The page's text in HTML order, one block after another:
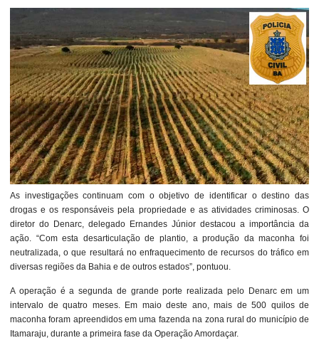
As investigações continuam com o objetivo de identificar o destino das
drogas e os responsáveis pela propriedade e as atividades criminosas. O
diretor do Denarc, delegado Ernandes Júnior destacou a importância da
ação. “Com esta desarticulação de plantio, a produção da maconha foi
neutralizada, o que resultará no enfraquecimento de recursos do tráfico em
diversas regiões da Bahia e de outros estados”, pontuou.
A operação é a segunda de grande porte realizada pelo Denarc em um
intervalo de quatro meses. Em maio deste ano, mais de 500 quilos de
maconha foram apreendidos em uma fazenda na zona rural do município de
Itamaraju, durante a primeira fase da Operação Amordaçar.